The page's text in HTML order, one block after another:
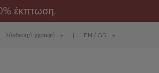
έκπτωση.
Σύνδεση/Εγγραφή EN / GR